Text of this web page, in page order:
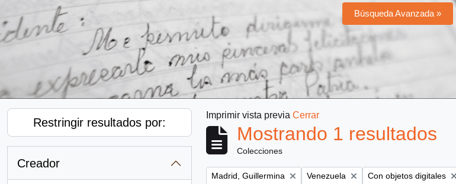
Búsqueda Avanzada »
Restringir resultados por:
Creador
Imprimir vista previa Cerrar
Mostrando 1 resultados
Colecciones
Remove filter:
Madrid, Guillermina Remove filter:
Venezuela Remove filter:
Con objetos digitales